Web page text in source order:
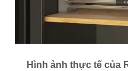
Hình ảnh thực tế của